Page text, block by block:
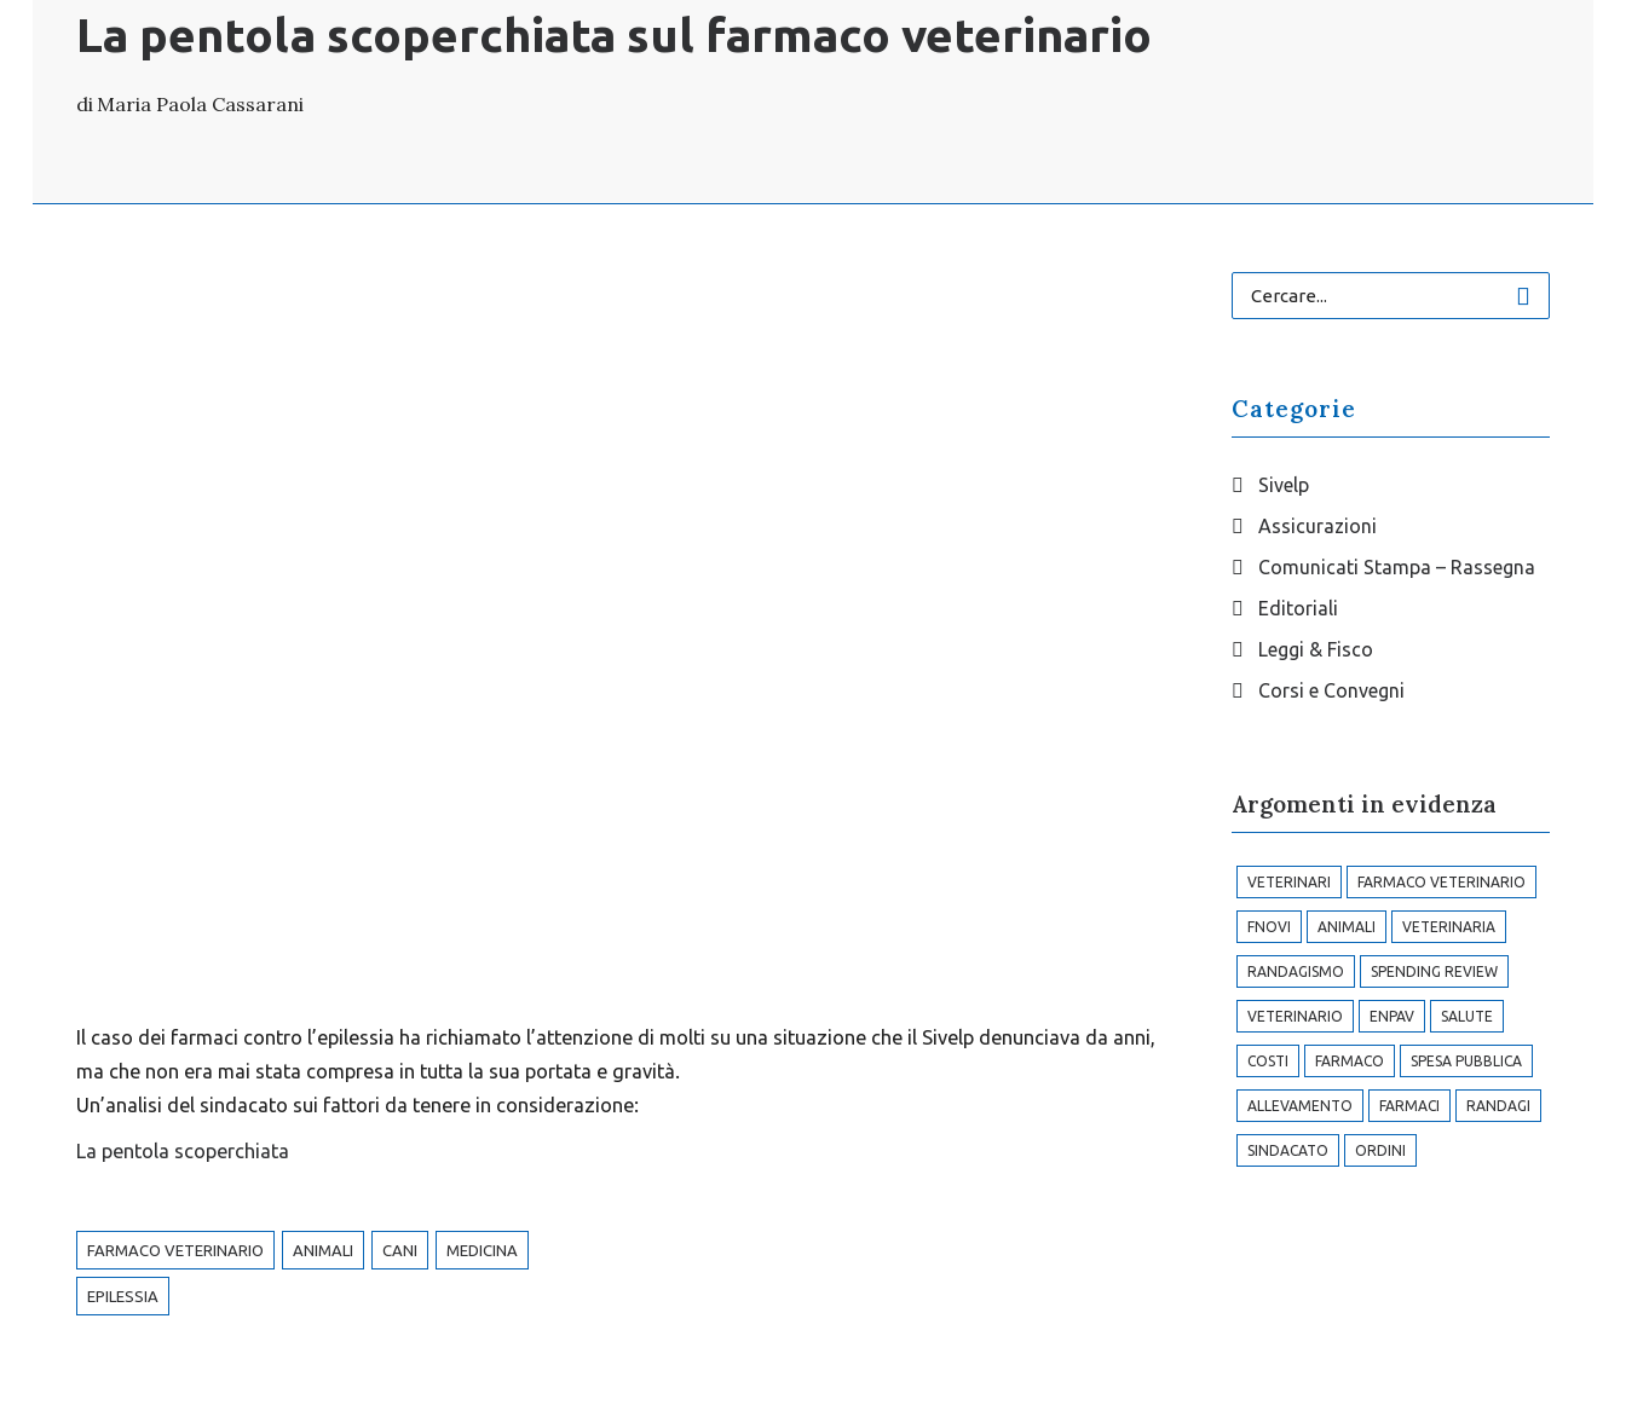
La pentola scoperchiata sul farmaco veterinario
Maria Paola Cassarani
Il caso dei farmaci contro l’epilessia ha richiamato l’attenzione di molti su una situazione che il Sivelp denunciava da anni,
ma che non era mai stata compresa in tutta la sua portata e gravità.
Un’analisi del sindacato sui fattori da tenere in considerazione:
La pentola scoperchiata
FARMACO VETERINARIO ANIMALI CANI MEDICINA
EPILESSIA
Categorie
Sivelp
Assicurazioni
Comunicati Stampa – Rassegna
Editoriali
Leggi & Fisco
Corsi e Convegni
Argomenti in evidenza
VETERINARI FARMACO VETERINARIO
FNOVI ANIMALI VETERINARIA
RANDAGISMO SPENDING REVIEW
VETERINARIO ENPAV SALUTE
COSTI FARMACO SPESA PUBBLICA
ALLEVAMENTO FARMACI RANDAGI
SINDACATO ORDINI